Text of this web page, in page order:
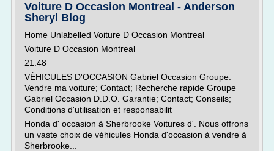
Voiture D Occasion Montreal - Anderson
Sheryl Blog
Home Unlabelled Voiture D Occasion Montreal
Voiture D Occasion Montreal
21.48
VÉHICULES D'OCCASION Gabriel Occasion Groupe.
Vendre ma voiture; Contact; Recherche rapide Groupe
Gabriel Occasion D.D.O. Garantie; Contact; Conseils;
Conditions d'utilisation et responsabilit
Honda d' occasion à Sherbrooke Voitures d'. Nous offrons
un vaste choix de véhicules Honda d'occasion à vendre à
Sherbrooke...